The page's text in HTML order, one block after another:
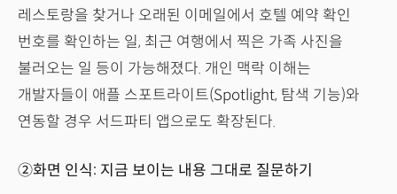
레스토랑을 찾거나 오래된 이메일에서 호텔 예약 확인
번호를 확인하는 일, 최근 여행에서 찍은 가족 사진을
불러오는 일 등이 가능해졌다. 개인 맥락 이해는
개발자들이 애플 스포트라이트(Spotlight, 탐색 기능)와
연동할 경우 서드파티 앱으로도 확장된다.
②화면 인식: 지금 보이는 내용 그대로 질문하기